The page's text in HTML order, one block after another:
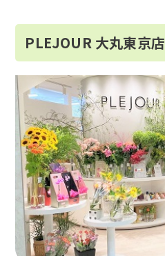
PLEJOUR 大丸東京店